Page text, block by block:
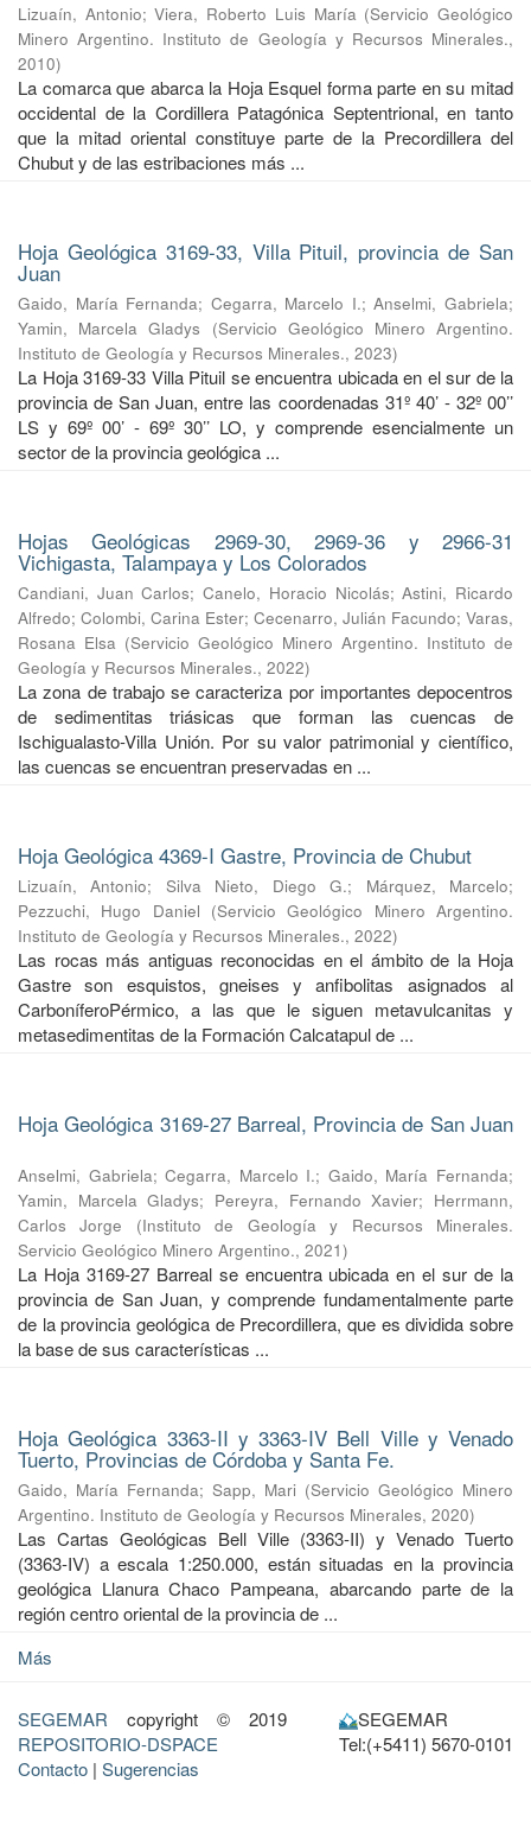
Lizuaín, Antonio;Viera, Roberto Luis María (Servicio Geológico
Minero Argentino. Instituto de Geología y Recursos Minerales.,
2010)
La comarca que abarca la Hoja Esquel forma parte en su mitad
occidental de la Cordillera Patagónica Septentrional, en tanto
que la mitad oriental constituye parte de la Precordillera del
Chubut y de las estribaciones más ...
Hoja Geológica 3169-33, Villa Pituil, provincia de San
Juan
Gaido, María Fernanda; Cegarra, Marcelo I.;Anselmi, Gabriela;
Yamin, Marcela Gladys
(Servicio Geológico Minero Argentino.
Instituto de Geología y Recursos Minerales., 2023)
La Hoja 3169-33 Villa Pituil se encuentra ubicada en el sur de la
provincia de San Juan, entre las coordenadas 31º 40’ - 32º 00’’
LS y 69º 00’ - 69º 30’’ LO, y comprende esencialmente un
sector de la provincia geológica ...
Hojas Geológicas 2969-30, 2969-36 y 2966-31
Vichigasta, Talampaya y Los Colorados
Candiani, Juan Carlos;Canelo, Horacio Nicolás;Astini, Ricardo
Alfredo; Colombi, Carina Ester; Cecenarro, Julián Facundo; Varas,
Rosana Elsa (Servicio Geológico Minero Argentino. Instituto de
Geología y Recursos Minerales., 2022)
La zona de trabajo se caracteriza por importantes depocentros
de sedimentitas triásicas que forman las cuencas de
Ischigualasto-Villa Unión. Por su valor patrimonial y cientíﬁco,
las cuencas se encuentran preservadas en ...
Hoja Geológica 4369-I Gastre, Provincia de Chubut
Lizuaín, Antonio; Silva Nieto, Diego G.; Márquez, Marcelo;
Pezzuchi, Hugo Daniel (Servicio Geológico Minero Argentino.
Instituto de Geología y Recursos Minerales., 2022)
Las rocas más antiguas reconocidas en el ámbito de la Hoja
Gastre son esquistos, gneises y anfibolitas asignados al
CarboníferoPérmico, a las que le siguen metavulcanitas y
metasedimentitas de la Formación Calcatapul de ...
Hoja Geológica 3169-27 Barreal, Provincia de San Juan
Anselmi, Gabriela;Cegarra, Marcelo I.; Gaido, María Fernanda;
Yamin, Marcela Gladys; Pereyra, Fernando Xavier; Herrmann,
Carlos Jorge
(Instituto de Geología y Recursos Minerales.
Servicio Geológico Minero Argentino., 2021)
La Hoja 3169-27 Barreal se encuentra ubicada en el sur de la
provincia de San Juan, y comprende fundamentalmente parte
de la provincia geológica de Precordillera, que es dividida sobre
la base de sus características ...
Hoja Geológica 3363-II y 3363-IV Bell Ville y Venado
Tuerto, Provincias de Córdoba y Santa Fe.
Gaido, María Fernanda; Sapp, Mari (Servicio Geológico Minero
Argentino. Instituto de Geología y Recursos Minerales, 2020)
Las Cartas Geológicas Bell Ville (3363-II) y Venado Tuerto
(3363-IV) a escala 1:250.000, están situadas en la provincia
geológica Llanura Chaco Pampeana, abarcando parte de la
región centro oriental de la provincia de ...
Más
SEGEMAR copyright © 2019
REPOSITORIO-DSPACE
Contacto | Sugerencias
SEGEMAR
Tel:(+5411) 5670-0101